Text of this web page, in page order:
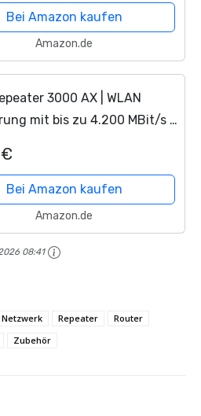
Bei Amazon kaufen
Amazon.de
3000 AX | WLAN
mit bis zu 4.200 MBit/s |
| WLAN Mesh | einfache
|...
Bei Amazon kaufen
Amazon.de
08:41
Netzwerk Repeater
Router
Zubehör